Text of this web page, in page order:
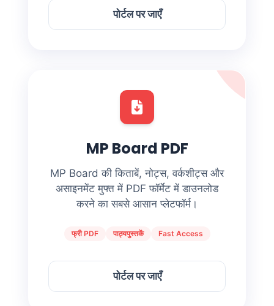
पोर्टल पर जाएँ
MP Board PDF
MP Board की किताबें, नोट्स, वर्कशीट्स और
असाइनमेंट मुफ्त में PDF फॉर्मेट में डाउनलोड
करने का सबसे आसान प्लेटफॉर्म।
फ्री PDF पाठ्यपुस्तकें Fast Access
पोर्टल पर जाएँ